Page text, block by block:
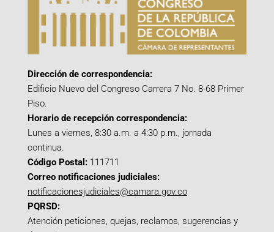
Dirección de correspondencia:
Edificio Nuevo del Congreso Carrera 7 No. 8-68 Primer
Piso.
Horario de recepción correspondencia:
Lunes a viernes, 8:30 a.m. a 4:30 p.m., jornada
continua.
Código Postal: 111711
Correo notificaciones judiciales:
notificacionesjudiciales@camara.gov.co
PQRSD:
Atención peticiones, quejas, reclamos, sugerencias y